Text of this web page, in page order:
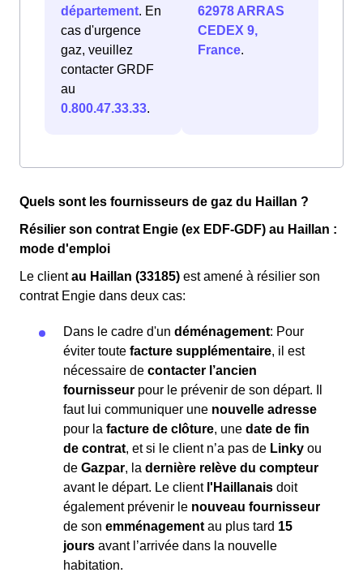
département. En
cas d'urgence
gaz, veuillez
contacter GRDF
au
0.800.47.33.33.
62978 ARRAS
CEDEX 9,
France.
Quels sont les fournisseurs de gaz du Haillan ?
Résilier son contrat Engie (ex EDF-GDF) au Haillan :
mode d'emploi
Le clientau Haillan (33185) est amené à résilier son
contrat Engie dans deux cas:
Dans le cadre d'un déménagement: Pour
éviter toute facture supplémentaire, il est
nécessaire de contacter l’ancien
fournisseur pour le prévenir de son départ. Il
faut lui communiquer une nouvelle adresse
pour la facture de clôture, une date de fin
de contrat, et si le client n’a pas de Linky ou
de Gazpar, la dernière relève du compteur
avant le départ. Le client l'Haillanais doit
également prévenir le nouveau fournisseur
de son emménagement au plus tard 15
jours avant l’arrivée dans la nouvelle
habitation.